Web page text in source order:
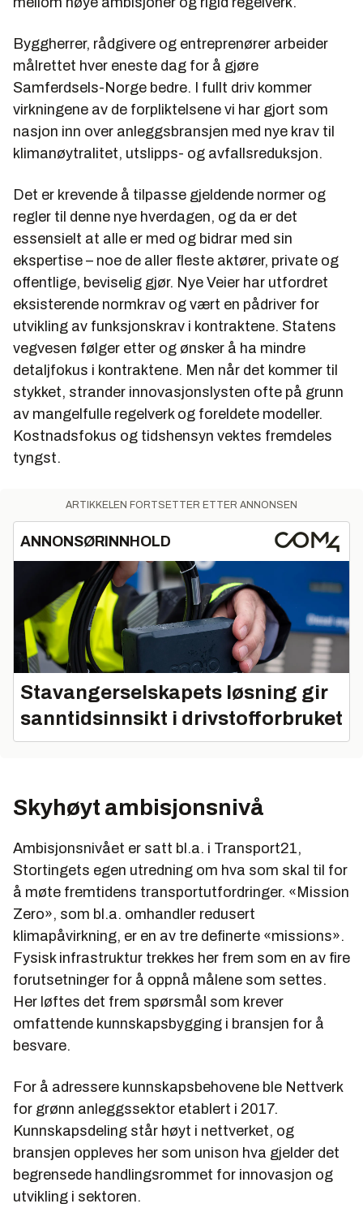
Byggherrer, rådgivere og entreprenører arbeider
målrettet hver eneste dag for å gjøre
Samferdsels-Norge bedre. I fullt driv kommer
virkningene av de forpliktelsene vi har gjort som
nasjon inn over anleggsbransjen med nye krav til
klimanøytralitet, utslipps- og avfallsreduksjon.
Det er krevende å tilpasse gjeldende normer og
regler til denne nye hverdagen, og da er det
essensielt at alle er med og bidrar med sin
ekspertise – noe de aller fleste aktører, private og
offentlige, beviselig gjør. Nye Veier har utfordret
eksisterende normkrav og vært en pådriver for
utvikling av funksjonskrav i kontraktene. Statens
vegvesen følger etter og ønsker å ha mindre
detaljfokus i kontraktene. Men når det kommer til
stykket, strander innovasjonslysten ofte på grunn
av mangelfulle regelverk og foreldete modeller.
Kostnadsfokus og tidshensyn vektes fremdeles
tyngst.
ARTIKKELEN FORTSETTER ETTER ANNONSEN
ANNONSØRINNHOLD
Stavangerselskapets løsning gir
sanntidsinnsikt i drivstofforbruket
Skyhøyt ambisjonsnivå
Ambisjonsnivået er satt bl.a. i Transport21,
Stortingets egen utredning om hva som skal til for
å møte fremtidens transportutfordringer. «Mission
Zero», som bl.a. omhandler redusert
klimapåvirkning, er en av tre definerte «missions».
Fysisk infrastruktur trekkes her frem som en av fire
forutsetninger for å oppnå målene som settes.
Her løftes det frem spørsmål som krever
omfattende kunnskapsbygging i bransjen for å
besvare.
For å adressere kunnskapsbehovene ble Nettverk
for grønn anleggssektor etablert i 2017.
Kunnskapsdeling står høyt i nettverket, og
bransjen oppleves her som unison hva gjelder det
begrensede handlingsrommet for innovasjon og
utvikling i sektoren.